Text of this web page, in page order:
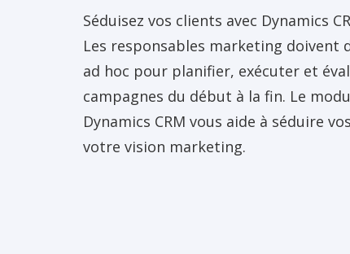
Séduisez vos clients avec Dynamics
Les responsables marketing doivent
ad hoc pour planifier, exécuter et
campagnes du début à la fin. Le
Dynamics CRM vous aide à séduire
votre vision marketing.